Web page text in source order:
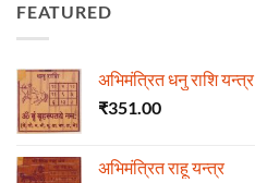
FEATURED
अभिमंत्रित धनु राशि यन्त्र
₹351.00
अभिमंत्रित राहू यन्त्र